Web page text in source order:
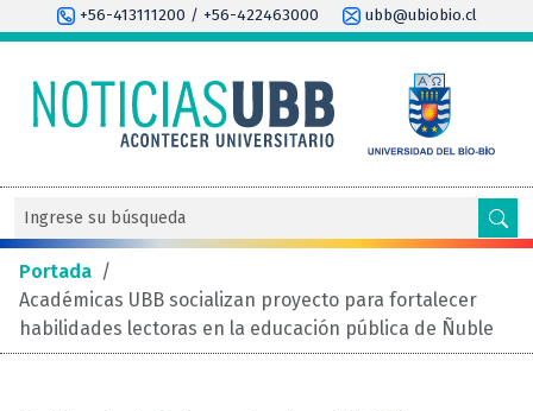
+56-413111200 / +56-422463000 ubb@ubiobio.cl
Portada /
Académicas UBB socializan proyecto para fortalecer
habilidades lectoras en la educación pública de Ñuble